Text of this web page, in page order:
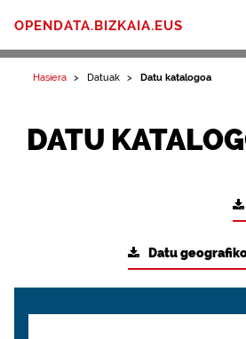
OPENDATA.BIZKAIA.EUS
Hasiera Datuak Datu katalogoa
DATU
Datu